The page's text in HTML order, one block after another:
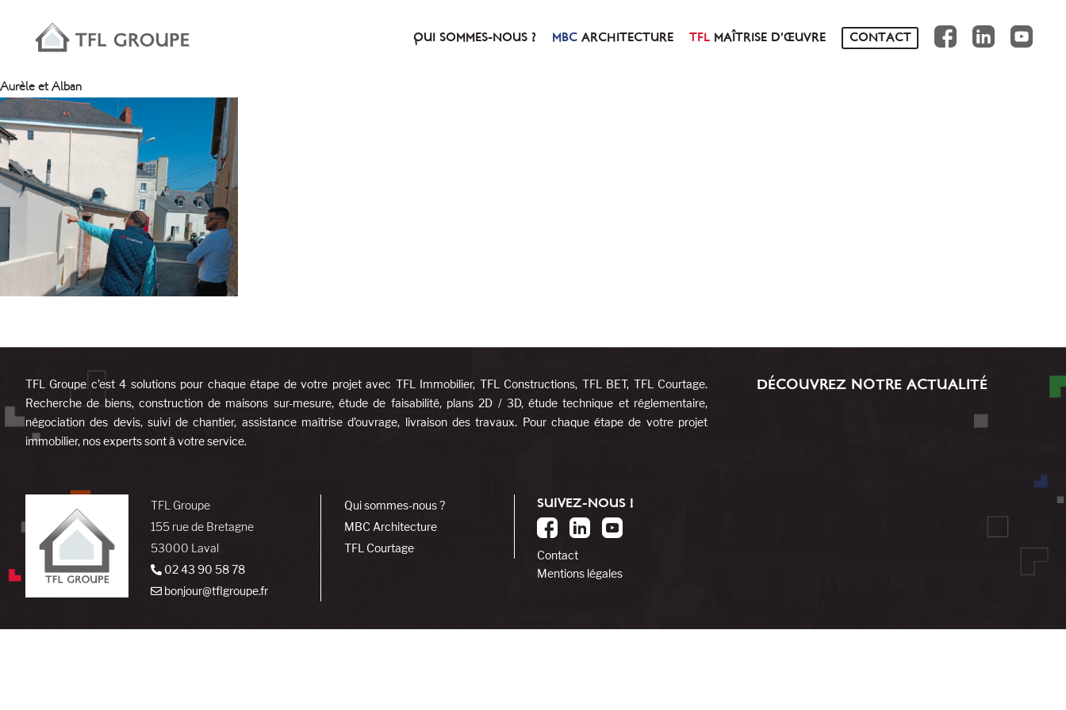
QUI SOMMES-NOUS ? ARCHITECTURE MAÎTRISE D’ŒUVRE CONTACT
FB IN YT
Aurèle et Alban
TFL Groupe c’est 4 solutions pour chaque étape de votre projet avec TFL Immobilier, TFL Constructions, TFL BET, TFL Courtage.
Recherche de biens, construction de maisons sur-mesure, étude de faisabilité, plans 2D / 3D, étude technique et réglementaire,
négociation des devis, suivi de chantier, assistance maîtrise d’ouvrage, livraison des travaux. Pour chaque étape de votre projet
immobilier, nos experts sont à votre service.
TFL Groupe
155 rue de Bretagne
53000 Laval
02 43 90 58 78
bonjour@tflgroupe.fr
Qui sommes-nous ?
MBC Architecture
TFL Courtage
SUIVEZ-NOUS !
Contact
Mentions légales
DÉCOUVREZ NOTRE ACTUALITÉ